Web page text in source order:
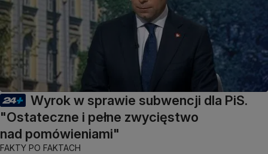
Wyrok w sprawie subwencji dla PiS.
"Ostateczne i pełne zwycięstwo
nad pomówieniami"
FAKTY PO FAKTACH